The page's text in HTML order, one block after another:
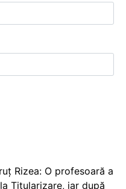
Rizea: O profesoară a
Titularizare, iar după